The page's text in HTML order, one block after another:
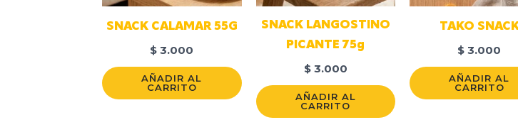
SNACK CALAMAR 55G
$ 3.000
AÑADIR AL
CARRITO
SNACK LANGOSTINO
PICANTE 75g
$3.000
AÑADIR AL
CARRITO
TAKO
$ 3.000
AÑADIR AL
CARRITO